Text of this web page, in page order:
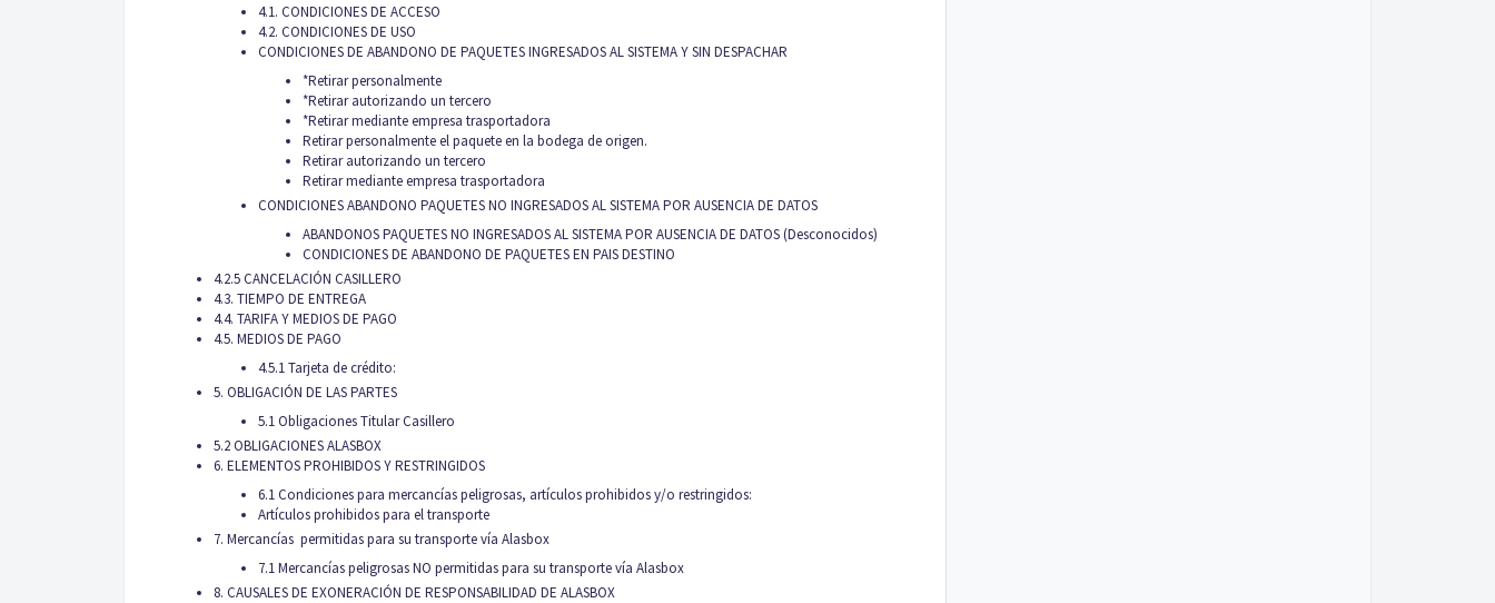
4.1. CONDICIONES DE ACCESO
4.2. CONDICIONES DE USO
CONDICIONES DE ABANDONO DE PAQUETES INGRESADOS AL SISTEMA Y SIN DESPACHAR
*Retirar personalmente
*Retirar autorizando un tercero
*Retirar mediante empresa trasportadora
Retirar personalmente el paquete en la bodega de origen.
Retirar autorizando un tercero
Retirar mediante empresa trasportadora
CONDICIONES ABANDONO PAQUETES NO INGRESADOS AL SISTEMA POR AUSENCIA DE DATOS
ABANDONOS PAQUETES NO INGRESADOS AL SISTEMA POR AUSENCIA DE DATOS (Desconocidos)
CONDICIONES DE ABANDONO DE PAQUETES EN PAIS DESTINO
4.2.5 CANCELACIÓN CASILLERO
4.3. TIEMPO DE ENTREGA
4.4. TARIFA Y MEDIOS DE PAGO
4.5. MEDIOS DE PAGO
4.5.1 Tarjeta de crédito:
5. OBLIGACIÓN DE LAS PARTES
5.1 Obligaciones Titular Casillero
5.2 OBLIGACIONES ALASBOX
6. ELEMENTOS PROHIBIDOS Y RESTRINGIDOS
6.1 Condiciones para mercancías peligrosas, artículos prohibidos y/o restringidos:
Artículos prohibidos para el transporte
7. Mercancías permitidas para su transporte vía Alasbox
7.1 Mercancías peligrosas NO permitidas para su transporte vía Alasbox
8. CAUSALES DE EXONERACIÓN DE RESPONSABILIDAD DE ALASBOX